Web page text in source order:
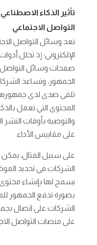
تأثير الذكاء
التواصل الاجتماعي
تعد وسائل التواصل
الإلكتروني؛ إذ تحلل
صفحات وسائل التواصل
الجمهور، وتساعد
تلقى صدى لدى
المحتوى التي تعمل
والتوصية بأوقات النشر
على مقاييس الأداء.
على سبيل المثال،
الشركات في تحديد
يسمح لها بإنشاء
بصورة تدفع الجمهور
الشركات على اتصال
على منصات التواصل